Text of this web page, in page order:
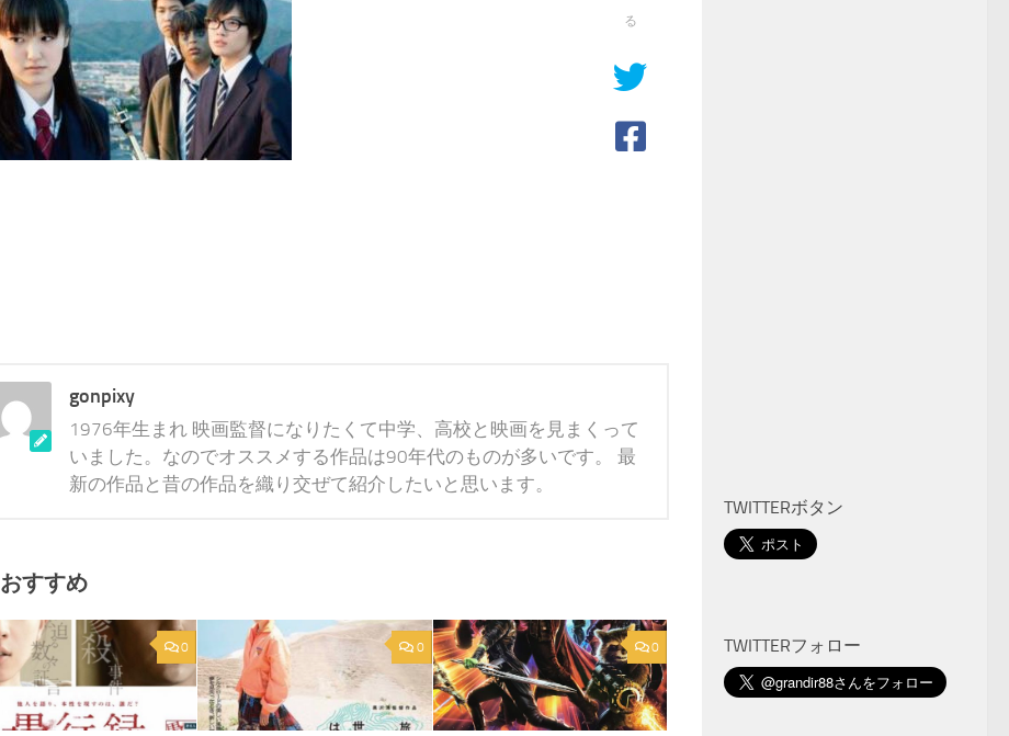
る
gonpixy
1976年生まれ 映画監督になりたくて中学、高校と映画を見まくって
いました。なのでオススメする作品は90年代のものが多いです。 最
新の作品と昔の作品を織り交ぜて紹介したいと思います。
おすすめ
0 0 0
TWITTERボタン
TWITTERフォロー